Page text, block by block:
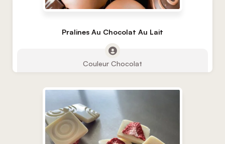
Pralines Au Chocolat Au Lait
Couleur Chocolat